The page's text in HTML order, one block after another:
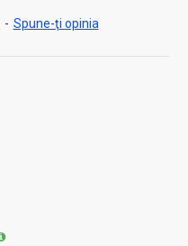
- Spune-ţi opinia